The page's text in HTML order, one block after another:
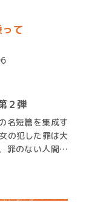
て
２弾
名短篇を集成す
罪のない人間ま